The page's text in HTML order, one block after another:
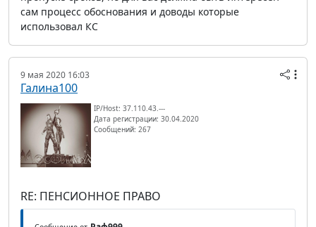
сам процесс обоснования и доводы которые
использовал КС
9 мая 2020 16:03
Галина100
IP/Host: 37.110.43.---
Дата регистрации: 30.04.2020
Сообщений: 267
RE: ПЕНСИОННОЕ ПРАВО